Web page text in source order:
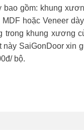
bao gồm: khung
hoặc Veneer
trong khung xương
này SaiGonDoor xin
bộ.